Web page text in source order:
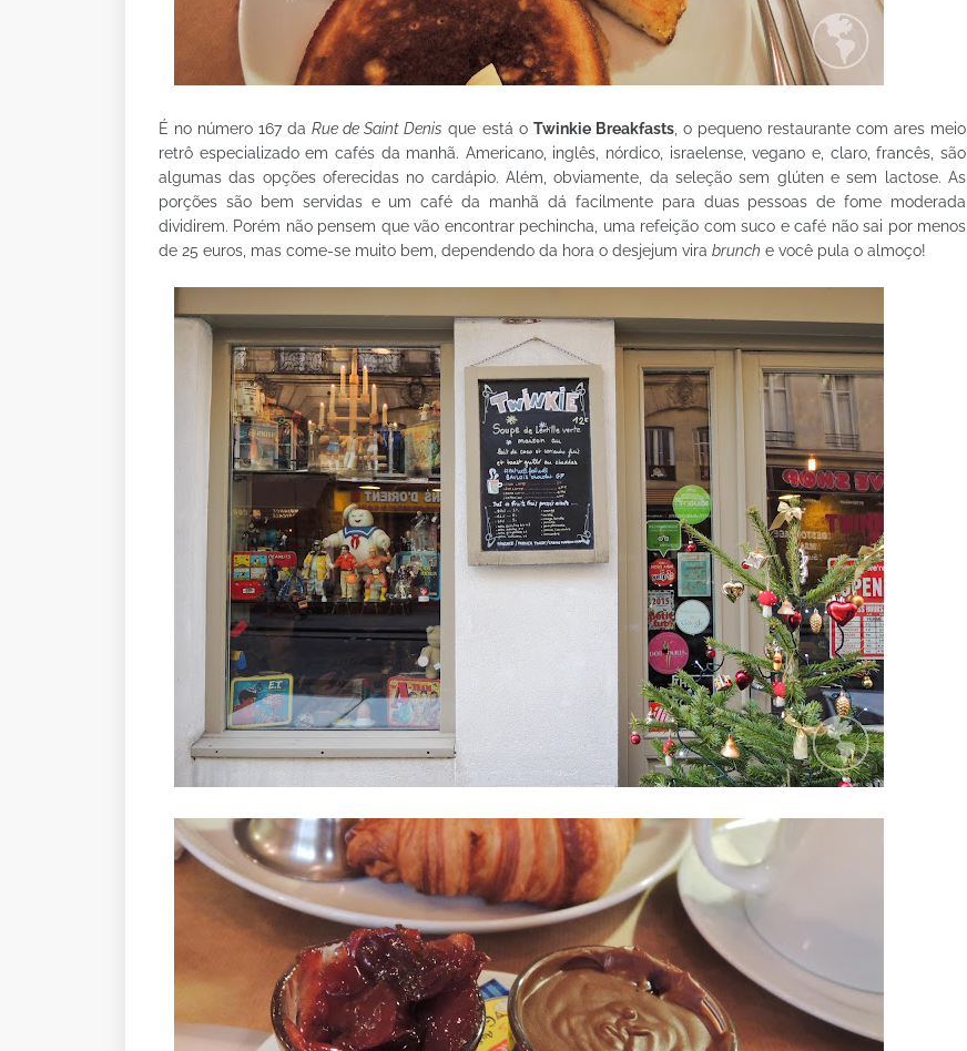
É no número 167 daRue de Saint Denis que está o Twinkie Breakfasts, o pequeno restaurante com ares meio
retrô especializado em cafés da manhã. Americano, inglês, nórdico, israelense, vegano e, claro, francês, são
algumas das opções oferecidas no cardápio. Além, obviamente, da seleção sem glúten e sem lactose. As
porções são bem servidas e um café da manhã dá facilmente para duas pessoas de fome moderada
dividirem. Porém não pensem que vão encontrar pechincha, uma refeição com suco e café não sai por menos
de 25 euros, mas come-se muito bem, dependendo da hora o desjejum vira brunch e você pula o almoço!